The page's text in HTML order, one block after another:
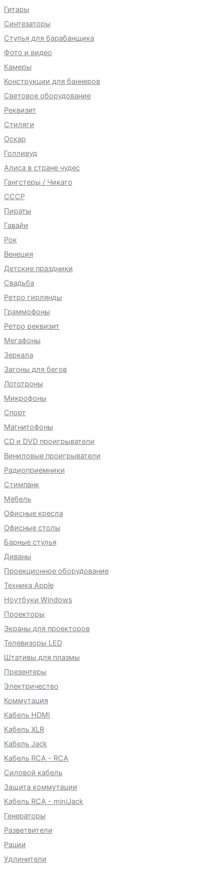
Гитары
Синтезаторы
Стулья для барабанщика
Фото и видео
Камеры
Конструкции для баннеров
Световое оборудование
Реквизит
Стиляги
Оскар
Голливуд
Алиса в стране чудес
Гангстеры / Чикаго
СССР
Пираты
Гавайи
Рок
Венеция
Детские праздники
Свадьба
Ретро гирлянды
Граммофоны
Ретро реквизит
Мегафоны
Зеркала
Загоны для бегов
Лототроны
Микрофоны
Спорт
Магнитофоны
CD и DVD проигрыватели
Виниловые проигрыватели
Радиоприемники
Стимпанк
Мебель
Офисные кресла
Офисные столы
Барные стулья
Диваны
Проекционное оборудование
Техника Apple
Ноутбуки Windows
Проекторы
Экраны для проекторов
Телевизоры LED
Штативы для плазмы
Презентеры
Электричество
Коммутация
Кабель HDMI
Кабель XLR
Кабель Jack
Кабель RCA - RCA
Силовой кабель
Защита коммутации
Кабель RCA - miniJack
Генераторы
Разветвители
Рации
Удлинители